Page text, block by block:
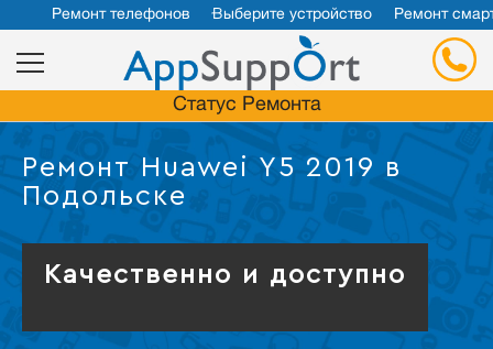
Ремонт телефонов Выберите устройство Ремонт
Статус Ремонта
Ремонт Huawei Y5 2019 в
Подольске
Качественно и доступно